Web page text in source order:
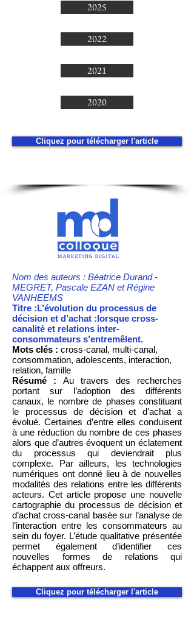
2025
2022
2021
2020
Cliquez pour télécharger l'article
Nom des auteurs : Béatrice Durand -
MEGRET, Pascale EZAN et Régine
VANHEEMS
Titre :L’évolution du processus de
décision et d’achat :lorsque cross-
canalité et relations inter-
consommateurs s’entremêlent.
Mots clés : cross-canal, multi-canal,
consommation, adolescents, interaction,
relation, famille
Résumé : Au travers des recherches
portant sur l’adoption des différents
canaux, le nombre de phases constituant
le processus de décision et d’achat a
évolué. Certaines d’entre elles conduisent
à une réduction du nombre de ces phases
alors que d’autres évoquent un éclatement
du processus qui deviendrait plus
complexe. Par ailleurs, les technologies
numériques ont donné lieu à de nouvelles
modalités des relations entre les différents
acteurs. Cet article propose une nouvelle
cartographie du processus de décision et
d’achat cross-canal basée sur l’analyse de
l’interaction entre les consommateurs au
sein du foyer. L’étude qualitative présentée
permet également d’identifier ces
nouvelles formes de relations qui
échappent aux offreurs.
Cliquez pour télécharger l'article